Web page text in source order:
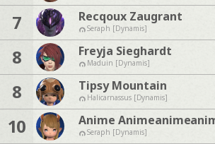
7 Recqoux Zaugrant
Seraph [Dynamis]
8 Freyja Sieghardt
Maduin [Dynamis]
8 Tipsy Mountain
Halicarnassus [Dynamis]
10 Anime
Seraph [Dynamis]